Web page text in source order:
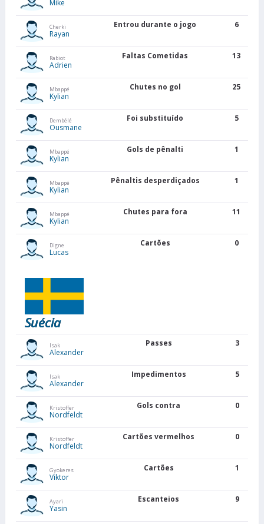
Mike
Cherki
Rayan
Entrou durante o jogo 6
Rabiot
Adrien
Faltas Cometidas 13
Mbappé
Kylian
Chutes no gol 25
Dembélé
Ousmane
Foi substituído 5
Mbappé
Kylian
Gols de pênalti 1
Mbappé
Kylian
Pênaltis desperdiçados 1
Mbappé
Kylian
Chutes para fora 11
Digne
Lucas
Cartões 0
Suécia
Isak
Alexander
Passes 3
Isak
Alexander
Impedimentos 5
Kristoffer
Nordfeldt
Gols contra 0
Kristoffer
Nordfeldt
Cartões vermelhos 0
Gyokeres
Viktor
Cartões 1
Ayari
Yasin
Escanteios 9